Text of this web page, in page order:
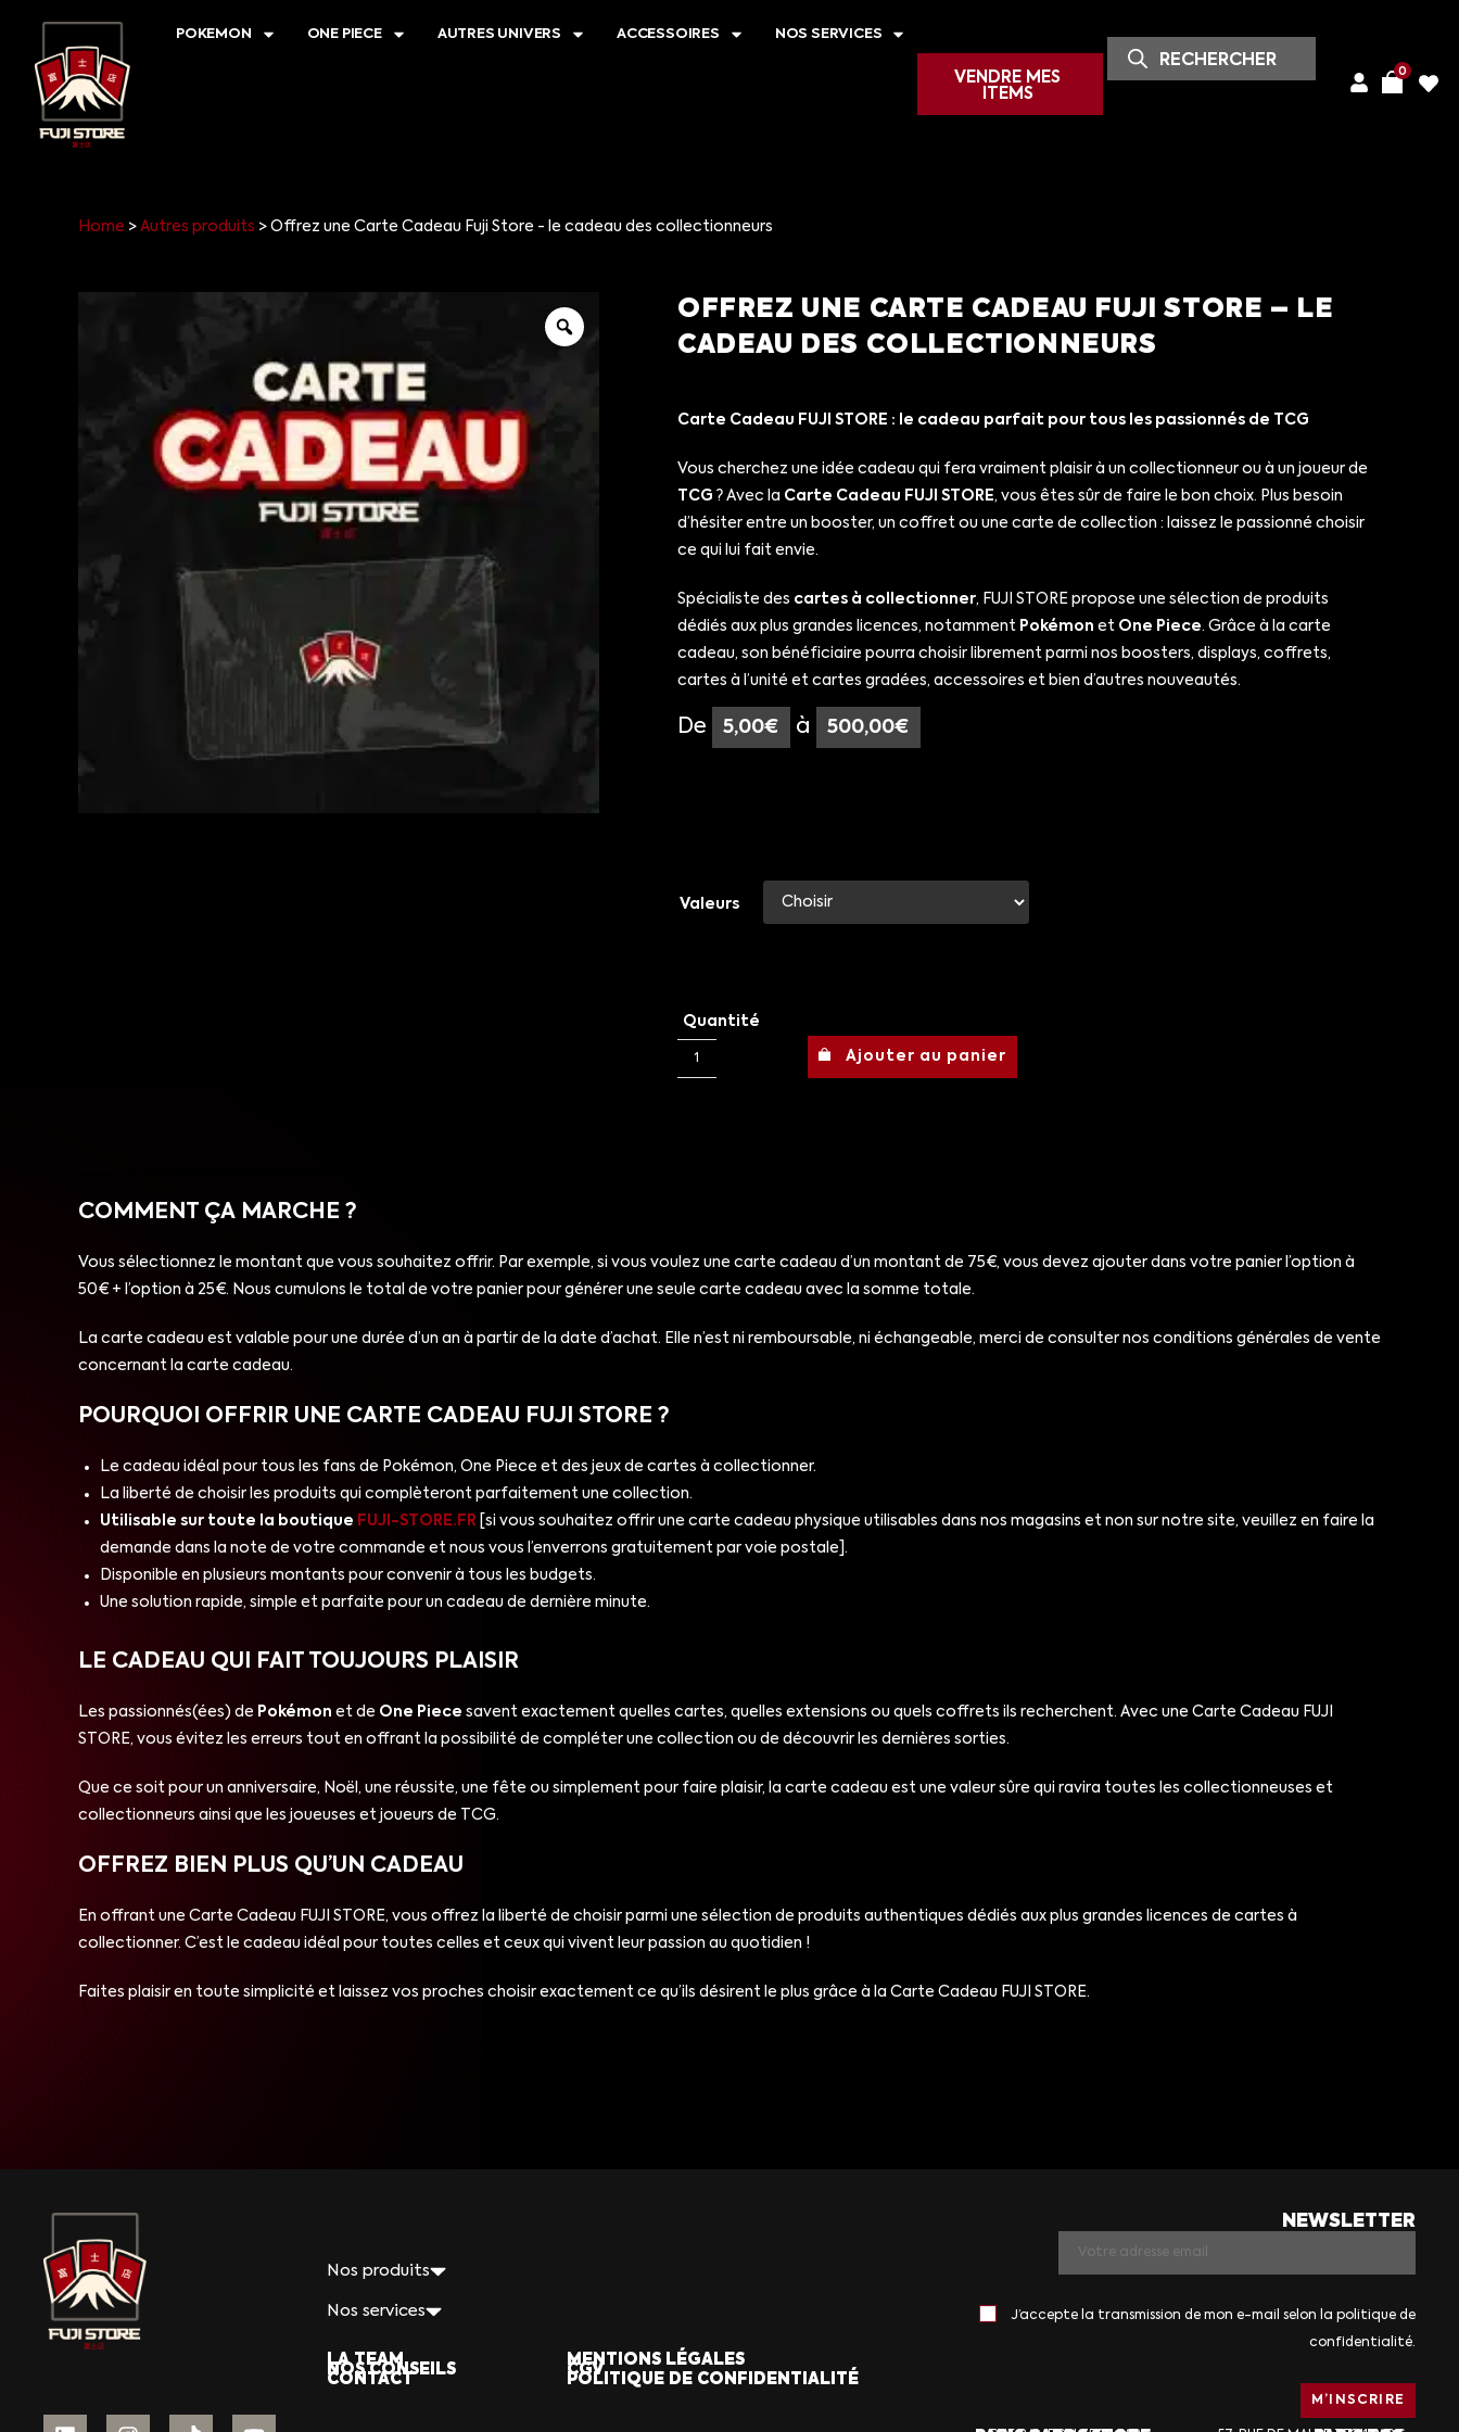
POKEMON ONE PIECE AUTRES UNIVERS ACCESSOIRES NOS SERVICES
VENDRE MES
ITEMS
0
Home > Autres produits > Offrez une Carte Cadeau Fuji Store - le cadeau des collectionneurs
OFFREZ UNE CARTE CADEAU FUJI STORE – LE
CADEAU DES COLLECTIONNEURS
Carte Cadeau FUJI STORE : le cadeau parfait pour tous les passionnés de TCG
Vous cherchez une idée cadeau qui fera vraiment plaisir à un collectionneur ou à un joueur de
TCG ? Avec la Carte Cadeau FUJI STORE, vous êtes sûr de faire le bon choix. Plus besoin
d’hésiter entre un booster, un coffret ou une carte de collection : laissez le passionné choisir
ce qui lui fait envie.
Spécialiste des cartes à collectionner, FUJI STORE propose une sélection de produits
dédiés aux plus grandes licences, notamment Pokémon et One Piece. Grâce à la carte
cadeau, son bénéficiaire pourra choisir librement parmi nos boosters, displays, coffrets,
cartes à l’unité et cartes gradées, accessoires et bien d’autres nouveautés.
De 5,00€ à 500,00€
Valeurs
Quantité
Ajouter au panier
COMMENT ÇA MARCHE ?
Vous sélectionnez le montant que vous souhaitez offrir. Par exemple, si vous voulez une carte cadeau d’un montant de 75€, vous devez ajouter dans votre panier l’option à
50€ + l’option à 25€. Nous cumulons le total de votre panier pour générer une seule carte cadeau avec la somme totale.
La carte cadeau est valable pour une durée d’un an à partir de la date d’achat. Elle n’est ni remboursable, ni échangeable, merci de consulter nos conditions générales de vente
concernant la carte cadeau.
POURQUOI OFFRIR UNE CARTE CADEAU FUJI STORE ?
Le cadeau idéal pour tous les fans de Pokémon, One Piece et des jeux de cartes à collectionner.
La liberté de choisir les produits qui complèteront parfaitement une collection.
Utilisable sur toute la boutique FUJI-STORE.FR [si vous souhaitez offrir une carte cadeau physique utilisables dans nos magasins et non sur notre site, veuillez en faire la
demande dans la note de votre commande et nous vous l’enverrons gratuitement par voie postale].
Disponible en plusieurs montants pour convenir à tous les budgets.
Une solution rapide, simple et parfaite pour un cadeau de dernière minute.
LE CADEAU QUI FAIT TOUJOURS PLAISIR
Les passionnés(ées) de Pokémon et de One Piece savent exactement quelles cartes, quelles extensions ou quels coffrets ils recherchent. Avec une Carte Cadeau FUJI
STORE, vous évitez les erreurs tout en offrant la possibilité de compléter une collection ou de découvrir les dernières sorties.
Que ce soit pour un anniversaire, Noël, une réussite, une fête ou simplement pour faire plaisir, la carte cadeau est une valeur sûre qui ravira toutes les collectionneuses et
collectionneurs ainsi que les joueuses et joueurs de TCG.
OFFREZ BIEN PLUS QU’UN CADEAU
En offrant une Carte Cadeau FUJI STORE, vous offrez la liberté de choisir parmi une sélection de produits authentiques dédiés aux plus grandes licences de cartes à
collectionner. C’est le cadeau idéal pour toutes celles et ceux qui vivent leur passion au quotidien !
Faites plaisir en toute simplicité et laissez vos proches choisir exactement ce qu’ils désirent le plus grâce à la Carte Cadeau FUJI STORE.
Nos produits
Nos services
LA TEAM
NOS CONSEILS
CONTACT
MENTIONS LÉGALES
CGV
POLITIQUE DE CONFIDENTIALITÉ
NEWSLETTER
J’accepte la transmission de mon e-mail selon la politique de
confidentialité.